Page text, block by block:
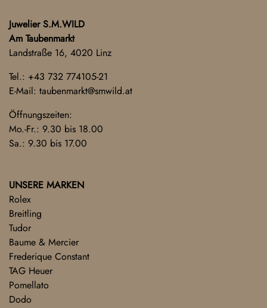
Juwelier S.M.WILD
Am Taubenmarkt
Landstraße 16, 4020 Linz
Tel.: +43 732 774105-21
E-Mail: taubenmarkt@smwild.at
Öffnungszeiten:
Mo.-Fr.: 9.30 bis 18.00
Sa.: 9.30 bis 17.00
UNSERE MARKEN
Rolex
Breitling
Tudor
Baume & Mercier
Frederique Constant
TAG Heuer
Pomellato
Dodo